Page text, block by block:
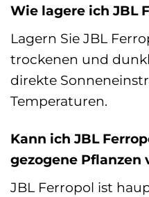
Wie lagere ich JBL
Lagern Sie JBL
trockenen und
direkte
Temperaturen.
Kann ich JBL
gezogene Pflanzen
JBL Ferropol ist